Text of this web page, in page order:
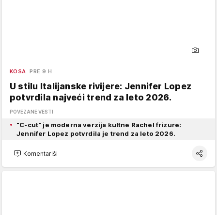
KOSA PRE 9 H
U stilu Italijanske rivijere: Jennifer Lopez
potvrdila najveći trend za leto 2026.
POVEZANE VESTI
"C-cut" je moderna verzija kultne Rachel frizure:
Jennifer Lopez potvrdila je trend za leto 2026.
Komentariši